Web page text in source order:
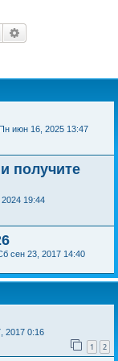
Поиск
июн 16, 2025 13:47
получите
19:44
сен 23, 2017 14:40
2017 0:16
1 2